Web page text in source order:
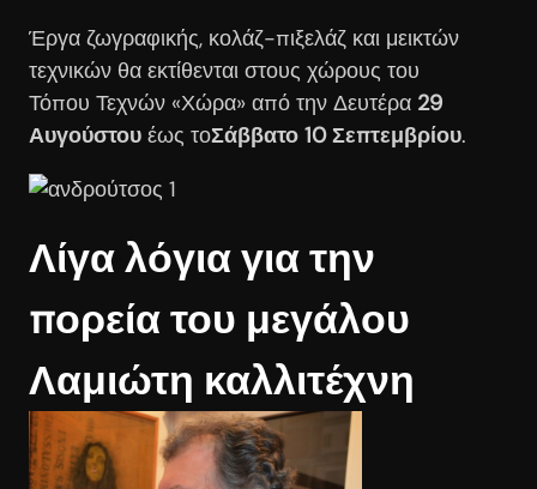
Έργα ζωγραφικής, κολάζ-πιξελάζ και μεικτών
τεχνικών θα εκτίθενται στους χώρους του
Τόπου Τεχνών «Χώρα» από την Δευτέρα 29
Αυγούστου έως τοΣάββατο 10 Σεπτεμβρίου.
Λίγα λόγια για την
πορεία του μεγάλου
Λαμιώτη καλλιτέχνη